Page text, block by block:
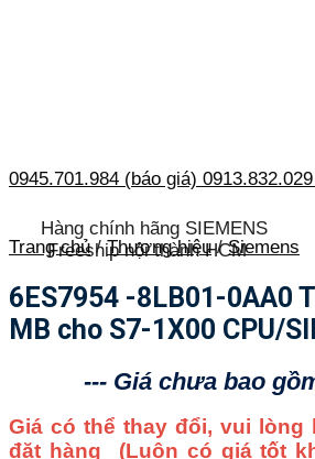
0945.701.984 (báo giá)
Hàng chính hãng SIEMENS
Freeship nội thành HCM
Trang chủ / Thương hiệu / Siemens
6ES7954 -8LB01-0AA0
MB cho S7-1X00 CPU/
--- Giá chưa bao
Giá có thể thay đổi, vui
đặt hàng (Luôn có giá tốt